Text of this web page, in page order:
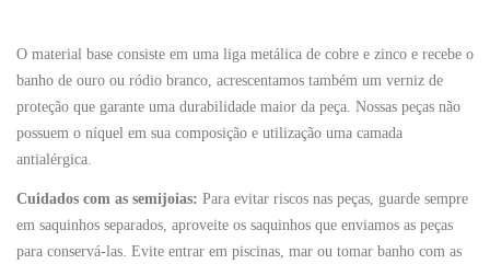
O material base consiste em uma liga metálica de cobre e zinco e recebe o
banho de ouro ou ródio branco, acrescentamos também um verniz de
proteção que garante uma durabilidade maior da peça. Nossas peças não
possuem o níquel em sua composição e utilização uma camada
antialérgica.
Cuidados com as semijoias: Para evitar riscos nas peças, guarde sempre
em saquinhos separados, aproveite os saquinhos que enviamos as peças
para conservá-las. Evite entrar em piscinas, mar ou tomar banho com as